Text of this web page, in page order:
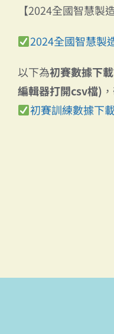
【2024全國智慧製
2024全國智慧製
以下為初賽數據下
編輯器打開csv檔)
初賽訓練數據下